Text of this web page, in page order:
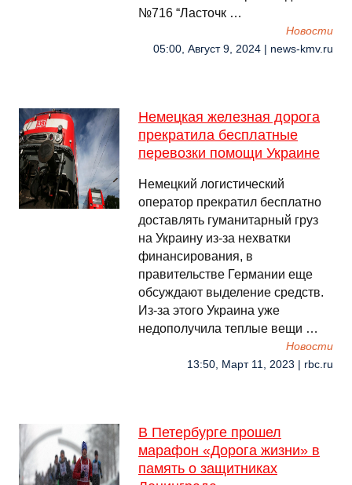
№716 “Ласточк …
Новости
05:00, Август 9, 2024 | news-kmv.ru
Немецкая железная дорога
прекратила бесплатные
перевозки помощи Украине
Немецкий логистический
оператор прекратил бесплатно
доставлять гуманитарный груз
на Украину из-за нехватки
финансирования, в
правительстве Германии еще
обсуждают выделение средств.
Из-за этого Украина уже
недополучила теплые вещи …
Новости
13:50, Март 11, 2023 | rbc.ru
В Петербурге прошел
марафон «Дорога жизни» в
память о защитниках